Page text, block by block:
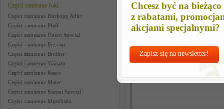
Chcesz być na bieżąco
z rabatami,
akcjami specjalnymi?
Zapisz się na newsletter!
Części zamienne Juki
Części zamienne Durkopp Adler
Części zamienne Pfaff
Części zamienne Union Special
Części zamienne Pegasus
Części zamienne Brother
Części zamienne Yamato
Części zamienne Reece
Części zamienne Maier
Części zamienne Kansai Special
Części zamienne Mitsubishi